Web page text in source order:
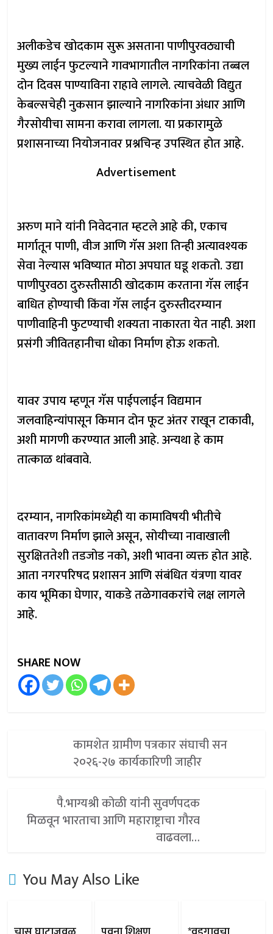
अलीकडेच खोदकाम सुरू असताना पाणीपुरवठ्याची
मुख्य लाईन फुटल्याने गावभागातील नागरिकांना तब्बल
दोन दिवस पाण्याविना राहावे लागले. त्याचवेळी विद्युत
केबल्सचेही नुकसान झाल्याने नागरिकांना अंधार आणि
गैरसोयीचा सामना करावा लागला. या प्रकारामुळे
प्रशासनाच्या नियोजनावर प्रश्नचिन्ह उपस्थित होत आहे.
Advertisement
अरुण माने यांनी निवेदनात म्हटले आहे की, एकाच
मार्गातून पाणी, वीज आणि गॅस अशा तिन्ही अत्यावश्यक
सेवा नेल्यास भविष्यात मोठा अपघात घडू शकतो. उद्या
पाणीपुरवठा दुरुस्तीसाठी खोदकाम करताना गॅस लाईन
बाधित होण्याची किंवा गॅस लाईन दुरुस्तीदरम्यान
पाणीवाहिनी फुटण्याची शक्यता नाकारता येत नाही. अशा
प्रसंगी जीवितहानीचा धोका निर्माण होऊ शकतो.
यावर उपाय म्हणून गॅस पाईपलाईन विद्यमान
जलवाहिन्यांपासून किमान दोन फूट अंतर राखून टाकावी,
अशी मागणी करण्यात आली आहे. अन्यथा हे काम
तात्काळ थांबवावे.
दरम्यान, नागरिकांमध्येही या कामाविषयी भीतीचे
वातावरण निर्माण झाले असून, सोयीच्या नावाखाली
सुरक्षिततेशी तडजोड नको, अशी भावना व्यक्त होत आहे.
आता नगरपरिषद प्रशासन आणि संबंधित यंत्रणा यावर
काय भूमिका घेणार, याकडे तळेगावकरांचे लक्ष लागले
आहे.
SHARE NOW
कामशेत ग्रामीण पत्रकार संघाची सन
२०२६-२७ कार्यकारिणी जाहीर
पै.भाग्यश्री कोळी यांनी सुवर्णपदक
मिळवून भारताचा आणि महाराष्ट्राचा गौरव
वाढवला…
You May Also Like